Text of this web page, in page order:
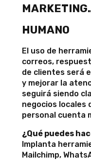
HUMANO
El uso de
correos,
de clientes será
y mejorar la
seguirá siendo
negocios locales
personal cuenta
¿Qué puedes
Implanta
Mailchimp,